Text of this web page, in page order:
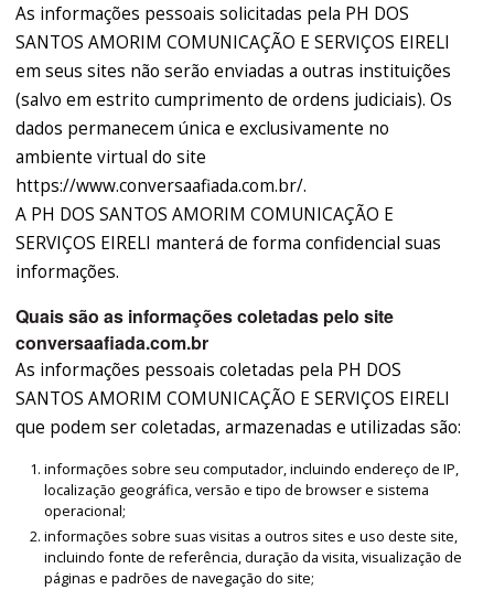
As informações pessoais solicitadas pela PH DOS
SANTOS AMORIM COMUNICAÇÃO E SERVIÇOS EIRELI
em seus sites não serão enviadas a outras instituições
(salvo em estrito cumprimento de ordens judiciais). Os
dados permanecem única e exclusivamente no
ambiente virtual do site
https://www.conversaafiada.com.br/.
A PH DOS SANTOS AMORIM COMUNICAÇÃO E
SERVIÇOS EIRELI manterá de forma confidencial suas
informações.
Quais são as informações coletadas pelo site
conversaafiada.com.br
As informações pessoais coletadas pela PH DOS
SANTOS AMORIM COMUNICAÇÃO E SERVIÇOS EIRELI
que podem ser coletadas, armazenadas e utilizadas são:
informações sobre seu computador, incluindo endereço de IP,
localização geográfica, versão e tipo de browser e sistema
operacional;
informações sobre suas visitas a outros sites e uso deste site,
incluindo fonte de referência, duração da visita, visualização de
páginas e padrões de navegação do site;